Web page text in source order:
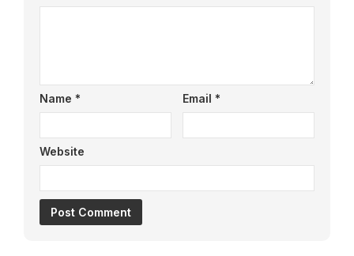
Name * Email *
Website